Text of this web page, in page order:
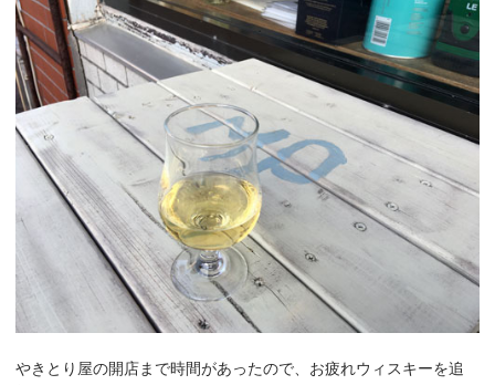
やきとり屋の開店まで時間があったので、お疲れウィスキーを追